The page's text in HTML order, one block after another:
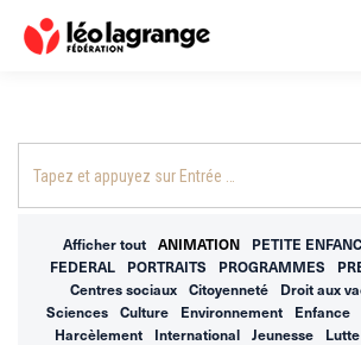
Afficher tout ANIMATION PETITE
FEDERAL
PORTRAITS PROGRAMMES
Centres sociaux
Citoyenneté Droit aux
Sciences
Culture Environnement Enfance
Harcèlement
International Jeunesse